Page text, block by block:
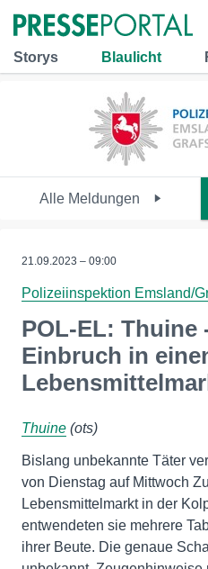
Storys Blaulicht
Alle Meldungen
21.09.2023 – 09:00
Polizeiinspektion Emsland/
POL-EL: Thuine
Einbruch in
Thuine (ots)
Bislang unbekannte Täter
von Dienstag auf Mittwoch
Lebensmittelmarkt in der
entwendeten sie mehrere
ihrer Beute. Die genaue